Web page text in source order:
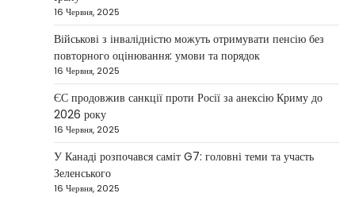
Президент України Володимир Зеленський
повідомив, що Київ готовий підтримати
міжнародних партнерів у стабілізації ситуації
на…
НОВИНИ
Конфлікт на Близькому Сході
паралізував туризм і
авіаперевезення
1 Березня, 2026
Загострення конфлікту на Близькому Сході
16 Червня, 2025
Військові з інвалідністю можуть отримувати пенсію без
повторного оцінювання: умови та порядок
16 Червня, 2025
ЄС продовжив санкції проти Росії за анексію Криму до
2026 року
16 Червня, 2025
У Канаді розпочався саміт G7: головні теми та участь
Зеленського
16 Червня, 2025